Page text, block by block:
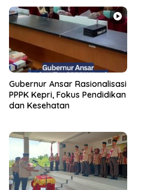
Gubernur Ansar Rasionalisasi
PPPK Kepri, Fokus Pendidikan
dan Kesehatan